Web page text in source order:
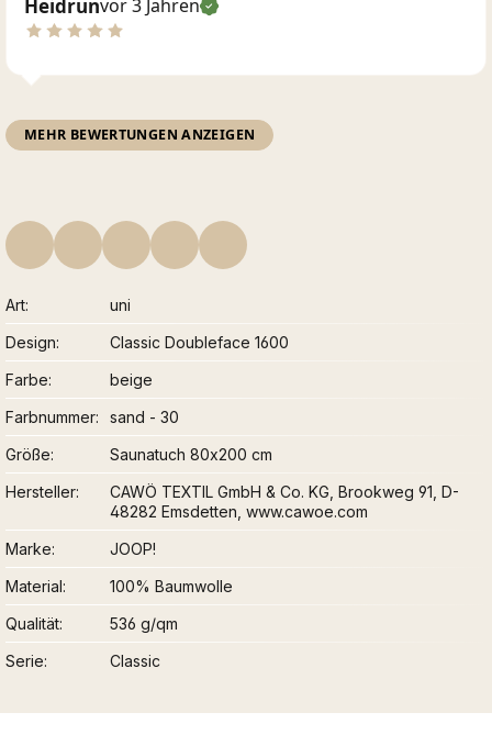
Heidrunvor 3 Jahren
MEHR BEWERTUNGEN ANZEIGEN
Art
uni
Design
Classic Doubleface 1600
Farbe
beige
Farbnummer
sand - 30
Größe
Saunatuch 80x200 cm
Hersteller
CAWÖ TEXTIL GmbH & Co. KG, Brookweg 91, D-
48282 Emsdetten, www.cawoe.com
Marke
JOOP!
Material
100% Baumwolle
Qualität
536 g/qm
Serie
Classic